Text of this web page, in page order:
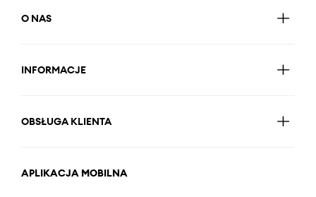
O NAS
INFORMACJE
OBSŁUGA KLIENTA
APLIKACJA MOBILNA